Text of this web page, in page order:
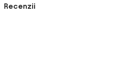
Recenzii